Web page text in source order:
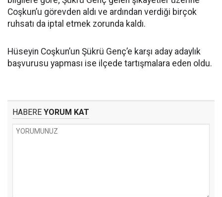
Coşkun’u görevden aldı ve ardından verdiği birçok
ruhsatı da iptal etmek zorunda kaldı.
Hüseyin Coşkun’un Şükrü Genç’e karşı aday adaylık
başvurusu yapması ise ilçede tartışmalara eden oldu.
HABERE YORUM KAT